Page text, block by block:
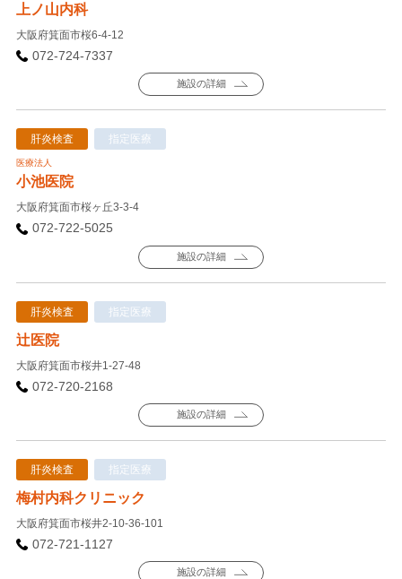
上ノ山内科
大阪府箕面市桜6-4-12
072-724-7337
施設の詳細
肝炎検査 指定医療
医療法人
小池医院
大阪府箕面市桜ヶ丘3-3-4
072-722-5025
施設の詳細
肝炎検査 指定医療
辻医院
大阪府箕面市桜井1-27-48
072-720-2168
施設の詳細
肝炎検査 指定医療
梅村内科クリニック
大阪府箕面市桜井2-10-36-101
072-721-1127
施設の詳細